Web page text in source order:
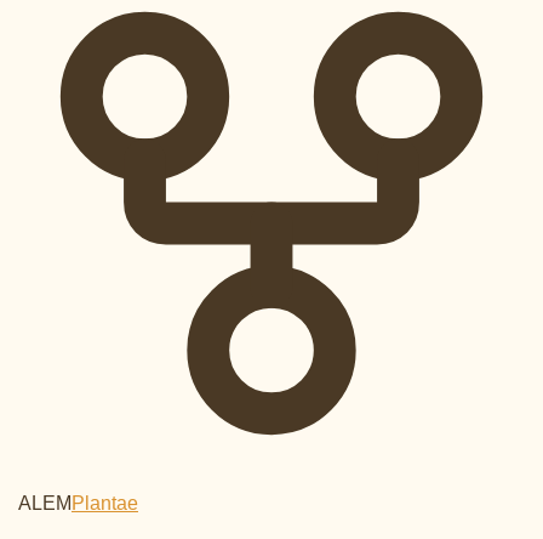
ALEM Plantae